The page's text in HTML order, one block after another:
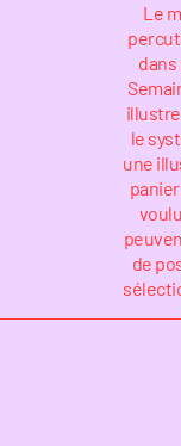
Le
dans
le
une
de